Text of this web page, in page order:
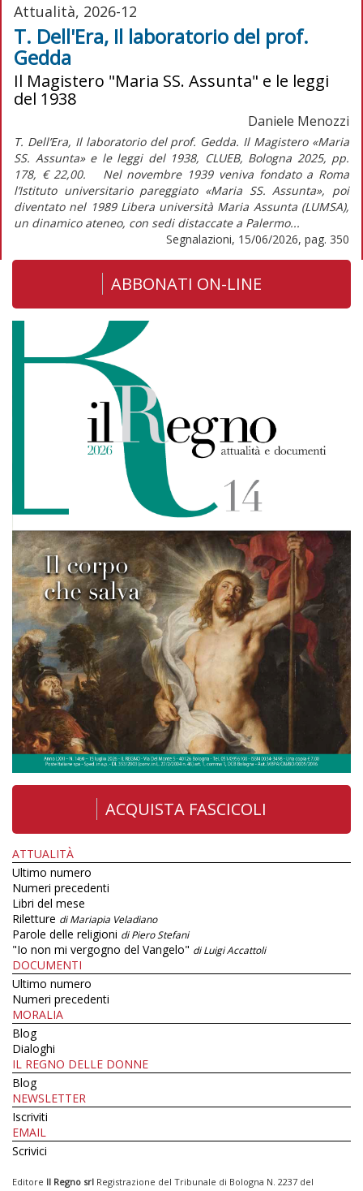
Attualità, 2026-12
T. Dell'Era, Il laboratorio del prof.
Gedda
Il Magistero "Maria SS. Assunta" e le leggi
del 1938
Daniele Menozzi
T. Dell’Era, Il laboratorio del prof. Gedda. Il Magistero «Maria
SS. Assunta» e le leggi del 1938, CLUEB, Bologna 2025, pp.
178, € 22,00. Nel novembre 1939 veniva fondato a Roma
l’Istituto universitario pareggiato «Maria SS. Assunta», poi
diventato nel 1989 Libera università Maria Assunta (LUMSA),
un dinamico ateneo, con sedi distaccate a Palermo...
Segnalazioni, 15/06/2026, pag. 350
ABBONATI ON-LINE
ACQUISTA FASCICOLI
ATTUALITÀ
Ultimo numero
Numeri precedenti
Libri del mese
Riletture di Mariapia Veladiano
Parole delle religioni di Piero Stefani
"Io non mi vergogno del Vangelo" di Luigi Accattoli
DOCUMENTI
Ultimo numero
Numeri precedenti
MORALIA
Blog
Dialoghi
IL REGNO DELLE DONNE
Blog
NEWSLETTER
Iscriviti
EMAIL
Scrivici
Editore Il Regno srl Registrazione del Tribunale di Bologna N. 2237 del